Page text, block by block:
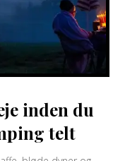
inden du
telt